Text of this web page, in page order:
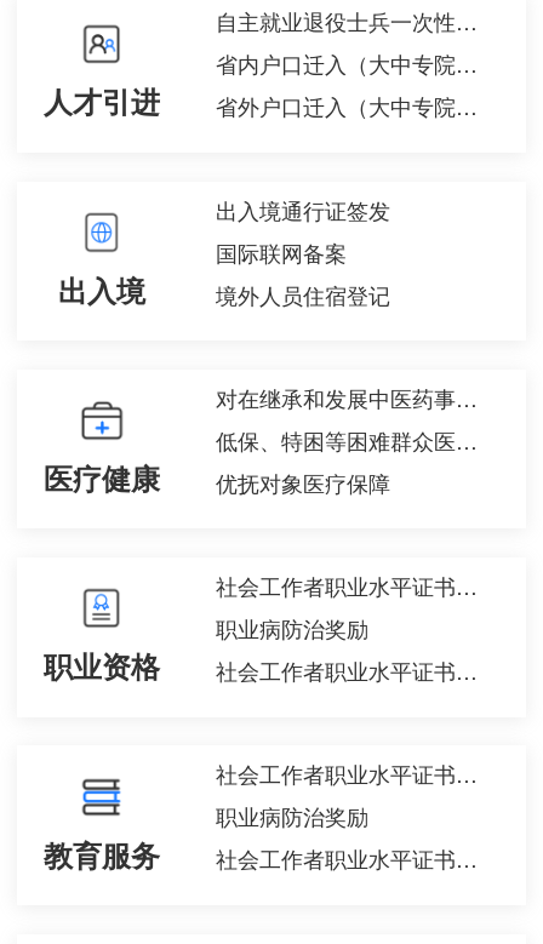
人才引进
自主就业退役士兵一次性经济补助金的给付
省内户口迁入（大中专院校毕业生就业落户）
省外户口迁入（大中专院校毕业生就业落户）
出入境
出入境通行证签发
国际联网备案
境外人员住宿登记
医疗健康
对在继承和发展中医药事业、中医医疗工作等中做出显著贡献的单位和个人奖励表彰（增加）
低保、特困等困难群众医疗救助
优抚对象医疗保障
职业资格
社会工作者职业水平证书登记管理
职业病防治奖励
社会工作者职业水平证书登记管理
教育服务
社会工作者职业水平证书登记管理
职业病防治奖励
社会工作者职业水平证书登记管理